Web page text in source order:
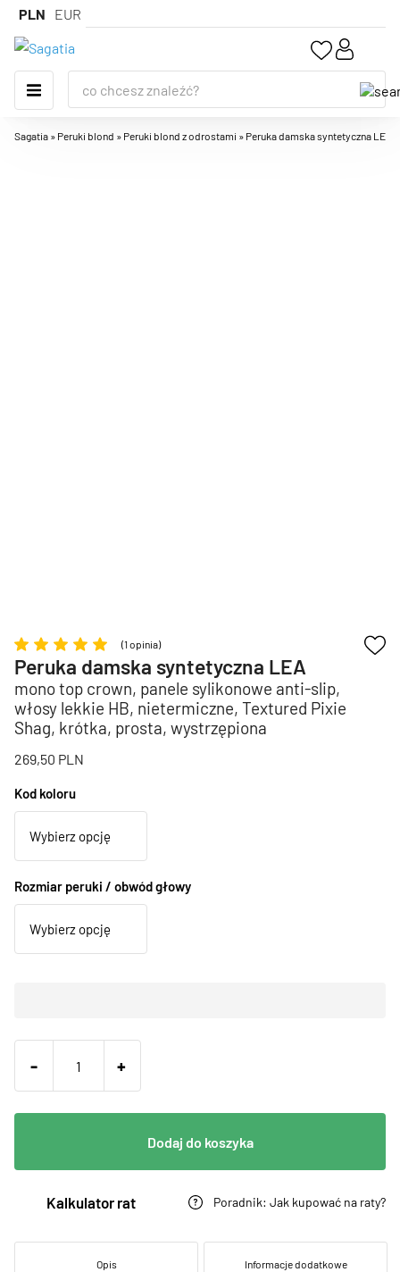
PLN EUR
Sagatia » Peruki blond » Peruki blond z odrostami » Peruka damska syntetyczna
(1 opinia)
Peruka damska syntetyczna LEA
mono top crown, panele sylikonowe anti-slip,
włosy lekkie HB, nietermiczne, Textured Pixie
Shag, krótka, prosta, wystrzępiona
269,50 PLN
Kod koloru
Rozmiar peruki / obwód głowy
- +
Dodaj do koszyka
Kalkulator rat Poradnik: Jak kupować na raty?
Opis Informacje dodatkowe